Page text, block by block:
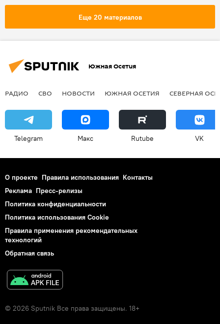
Еще 20 материалов
Южная Осетия
РАДИО СВО НОВОСТИ ЮЖНАЯ ОСЕТИЯ СЕВЕРНАЯ
Telegram Макс Rutube VK
О проекте Правила использования Контакты
Реклама Пресс-релизы
Политика конфиденциальности
Политика использования Cookie
Правила применения рекомендательных
технологий
Обратная связь
© 2026 Sputnik Все права защищены. 18+